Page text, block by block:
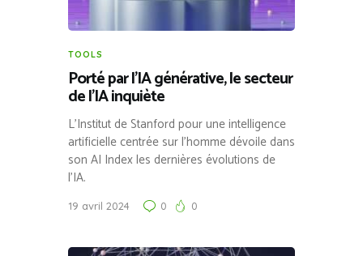
TOOLS
Porté par l’IA générative, le secteur
de l’IA inquiète
L’Institut de Stanford pour une intelligence
artificielle centrée sur l’homme dévoile dans
son AI Index les dernières évolutions de
l’IA.
19 avril 2024 0 0